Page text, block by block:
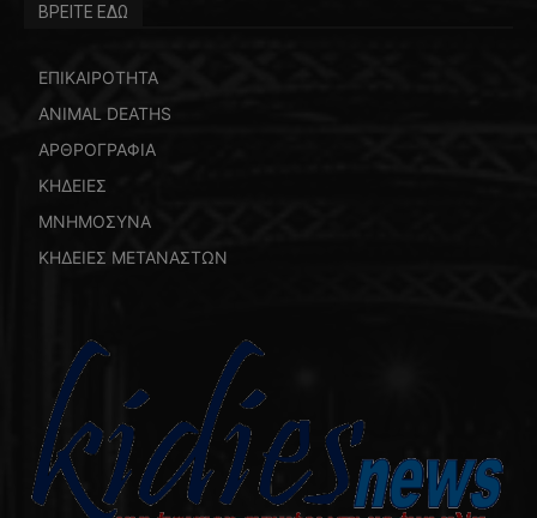
ΒΡΕΙΤΕ ΕΔΩ
ΕΠΙΚΑΙΡΟΤΗΤΑ
ANIMAL DEATHS
ΑΡΘΡΟΓΡΑΦΙΑ
ΚΗΔΕΙΕΣ
ΜΝΗΜΟΣΥΝΑ
ΚΗΔΕΙΕΣ ΜΕΤΑΝΑΣΤΩΝ